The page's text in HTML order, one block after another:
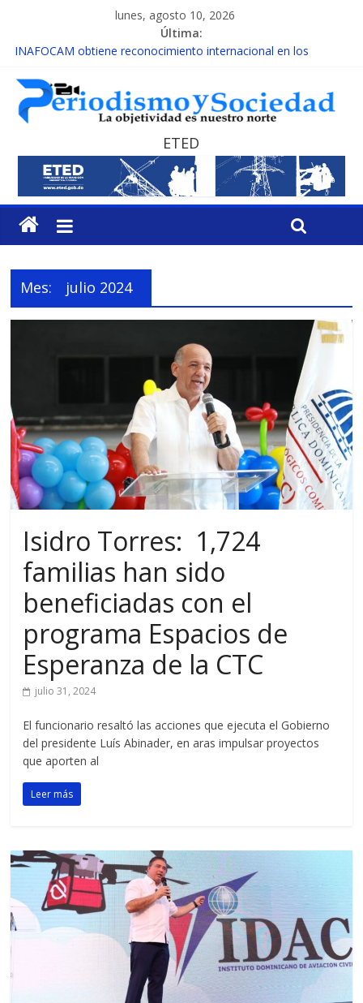
lunes, agosto 10, 2026
Última:
INAFOCAM obtiene reconocimiento internacional en los
15 de febrero de cada año es Día Nacional de la lucha contra el
cáncer infantil
EL ENFOQUE UNILATERAL DE LA COALICIÓN
MESCyT y Universidad Albizu apoyarán rehabilitación de
reclusos
MESCyT presenta calendario de Consulta Nacional por la
Educación
ETED
Mes: julio 2024
Isidro Torres: 1,724
familias han sido
beneficiadas con el
programa Espacios de
Esperanza de la CTC
julio 31, 2024
El funcionario resaltó las acciones que ejecuta el Gobierno
del presidente Luís Abinader, en aras impulsar proyectos
que aporten al
Leer más